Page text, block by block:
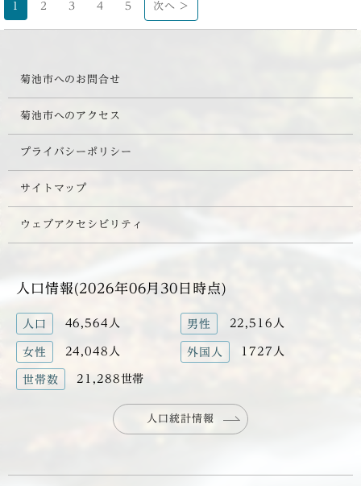
2 3 4 5 次へ >
菊池市へのお問合せ
菊池市へのアクセス
プライバシーポリシー
サイトマップ
ウェブアクセシビリティ
人口情報(2026年06月30日時点)
人口 46,564人 男性 22,516人
女性 24,048人 外国人 1727人
世帯数 21,288世帯
人口統計情報